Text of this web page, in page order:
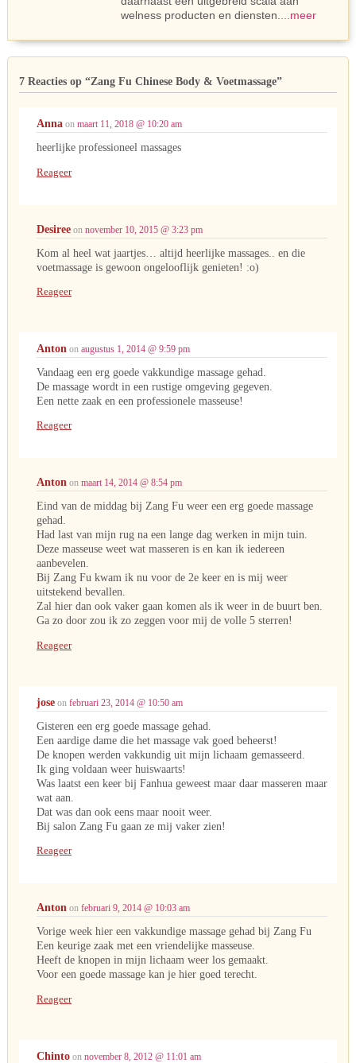
welness producten en diensten.
...meer
7 Reacties op “Zang Fu Chinese Body & Voetmassage”
Anna on maart 11, 2018 @ 10:20 am
heerlijke professioneel massages
Reageer
Desiree on november 10, 2015 @ 3:23 pm
Kom al heel wat jaartjes… altijd heerlijke massages.. en die
voetmassage is gewoon ongelooflijk genieten! :o)
Reageer
Anton on augustus 1, 2014 @ 9:59 pm
Vandaag een erg goede vakkundige massage gehad.
De massage wordt in een rustige omgeving gegeven.
Een nette zaak en een professionele masseuse!
Reageer
Anton on maart 14, 2014 @ 8:54 pm
Eind van de middag bij Zang Fu weer een erg goede massage
gehad.
Had last van mijn rug na een lange dag werken in mijn tuin.
Deze masseuse weet wat masseren is en kan ik iedereen
aanbevelen.
Bij Zang Fu kwam ik nu voor de 2e keer en is mij weer
uitstekend bevallen.
Zal hier dan ook vaker gaan komen als ik weer in de buurt ben.
Ga zo door zou ik zo zeggen voor mij de volle 5 sterren!
Reageer
jose on februari 23, 2014 @ 10:50 am
Gisteren een erg goede massage gehad.
Een aardige dame die het massage vak goed beheerst!
De knopen werden vakkundig uit mijn lichaam gemasseerd.
Ik ging voldaan weer huiswaarts!
Was laatst een keer bij Fanhua geweest maar daar masseren maar
wat aan.
Dat was dan ook eens maar nooit weer.
Bij salon Zang Fu gaan ze mij vaker zien!
Reageer
Anton on februari 9, 2014 @ 10:03 am
Vorige week hier een vakkundige massage gehad bij Zang Fu
Een keurige zaak met een vriendelijke masseuse.
Heeft de knopen in mijn lichaam weer los gemaakt.
Voor een goede massage kan je hier goed terecht.
Reageer
Chinto on november 8, 2012 @ 11:01 am